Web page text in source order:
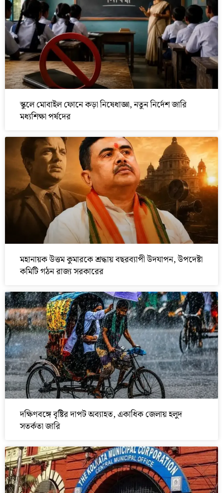
স্কুলে মোবাইল ফোনে কড়া নিষেধাজ্ঞা, নতুন নির্দেশ জারি
মধ্যশিক্ষা পর্ষদের
মহানায়ক উত্তম কুমারকে শ্রদ্ধায় বছরব্যাপী উদযাপন, উপদেষ্টা
কমিটি গঠন রাজ্য সরকারের
দক্ষিণবঙ্গে বৃষ্টির দাপট অব্যাহত, একাধিক জেলায় হলুদ
সতর্কতা জারি